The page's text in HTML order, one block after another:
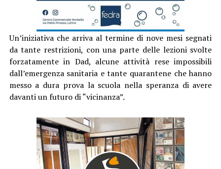
Un’iniziativa che arriva al termine di nove mesi segnati
da tante restrizioni, con una parte delle lezioni svolte
forzatamente in Dad, alcune attività rese impossibili
dall’emergenza sanitaria e tante quarantene che hanno
messo a dura prova la scuola nella speranza di avere
davanti un futuro di “vicinanza”.